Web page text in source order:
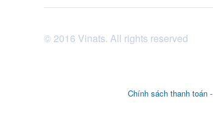
© 2016 Vinats. All rights reserved
Chính sách thanh toán-